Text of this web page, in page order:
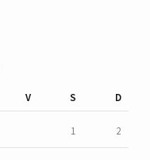
V S D
1 2